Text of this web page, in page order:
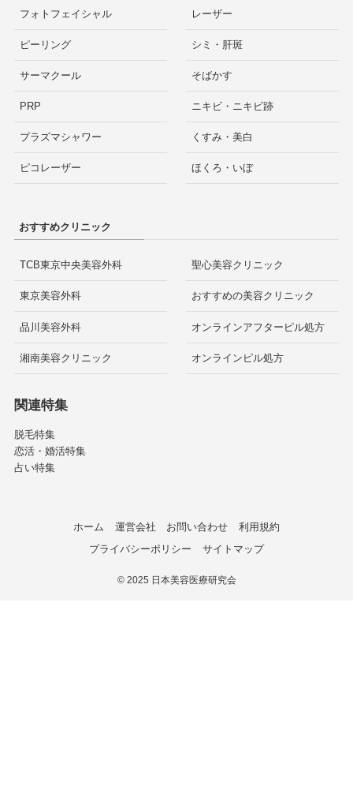
フォトフェイシャル
ピーリング
サーマクール
PRP
プラズマシャワー
ピコレーザー
レーザー
シミ・肝斑
そばかす
ニキビ・ニキビ跡
くすみ・美白
ほくろ・いぼ
おすすめクリニック
TCB東京中央美容外科
東京美容外科
品川美容外科
湘南美容クリニック
聖心美容クリニック
おすすめの美容クリニック
オンラインアフターピル処方
オンラインピル処方
関連特集
脱毛特集
恋活・婚活特集
占い特集
ホーム 運営会社 お問い合わせ
利用規約
プライバシーポリシー
サイトマップ
©2025 日本美容医療研究会